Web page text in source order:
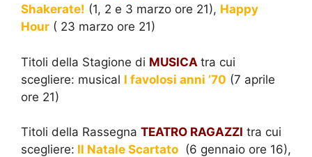
Shakerate! (1, 2 e 3 marzo ore 21), Happy
Hour ( 23 marzo ore 21)
Titoli della Stagione di MUSICA tra cui
scegliere: musical I favolosi anni ’70 (7 aprile
ore 21)
Titoli della Rassegna TEATRO RAGAZZI tra cui
scegliere: Il Natale Scartato (6 gennaio ore 16),